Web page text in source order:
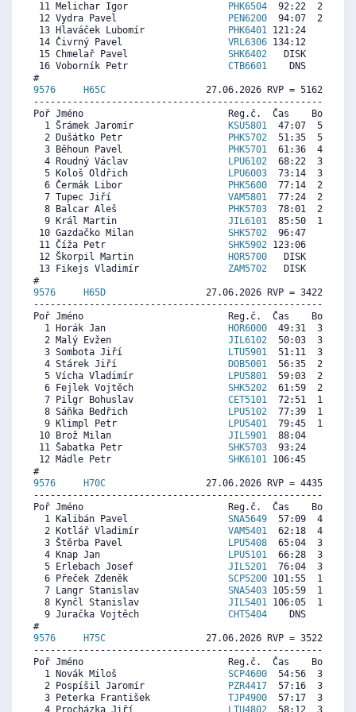
11 Melichar Igor
PHK6504
92:22  2837
12 Vydra Pavel
PEN6200
94:07  2671
13 Hlaváček Lubomír
PHK6401 121:24    88
14 Čivrný Pavel VRL6306 134:12     0
15 Chmelař Pavel SHK6402
DISK     0
16 Voborník Petr CTB6601
DNS     0
9576
H65C
27.06.2026 RVP = 5162/
Poř Jméno                          Reg.č.  Čas    Body
  1 Šrámek Jaromír
KSU5801
47:07  5542
  2 Dušátko Petr
PHK5702
51:35  5127
  3 Běhoun Pavel
PHK5701
61:36  4198
  4 Roudný Václav
LPU6102
68:22  3571
  5 Kološ Oldřich
LPU6003
73:14  3119
  6 Čermák Libor
PHK5600
77:14  2748
  7 Tupec Jiří
VAM5801
77:24  2733
  8 Balcar Aleš
PHK5703
78:01  2676
  9 Král Martin
JIL6101
85:50  1951
10 Gazdačko Milan SHK5702
96:47   935
11 Číža Petr SHK5902 123:06     0
12 Škorpil Martin
HOR5700
DISK     0
13 Fikejs Vladimír ZAM5702
DISK     0
9576
H65D
27.06.2026 RVP = 3422/
Poř Jméno                          Reg.č.  Čas    Body
  1 Horák Jan
HOR6000
49:31  3333
  2 Malý Evžen
JIL6102
50:03  3298
  3 Sombota Jiří
LTU5901
51:11  3224
  4 Stárek Jiří
DOB5001
56:35  2871
  5 Vícha Vladimír
LPU5801
59:03  2710
  6 Fejlek Vojtěch
SHK5202
61:59  2518
  7 Pilgr Bohuslav
CET5101
72:51  1808
  8 Sáňka Bedřich
LPU5102
77:39  1494
  9 Klimpl Petr
LPU5401
79:45  1357
10 Brož Milan JIL5901
88:04   813
11 Šabatka Petr SHK5703
93:24   464
12 Mádle Petr SHK6101 106:45     0
9576
H70C
27.06.2026 RVP = 4435/
Poř Jméno                          Reg.č.  Čas    Body
  1 Kalibán Pavel
SNA5649
57:09  4536
  2 Kotlář Vladimír
VAM5401
62:18  4181
  3 Štěrba Pavel
LPU5408
65:04  3990
  4 Knap Jan
LPU5101
66:28  3894
  5 Erlebach Josef
JIL5201
76:04  3233
  6 Přeček Zdeněk
SCP5200 101:55  1453
  7 Langr Stanislav
SNA5403 105:59  1173
  8 Kynčl Stanislav
JIL5401 106:05  1166
  9 Juračka Vojtěch
CHT5404
DNS     0
9576
H75C
27.06.2026 RVP = 3522/
Poř Jméno                          Reg.č.  Čas    Body
  1 Novák Miloš
SCP4600
54:56  3438
  2 Pospíšil Jaromír
PZR4417
57:16  3300
  3 Peterka František
TJP4900
57:17  3299
  4 Procházka Jiří
LTU4802
58:12  3245